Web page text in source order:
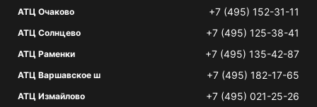
АТЦ Очаково +7 (495) 152-31-11
АТЦ Солнцево +7 (495) 125-38-41
АТЦ Раменки +7 (495) 135-42-87
АТЦ Варшавское ш +7 (495) 182-17-65
АТЦ Измайлово +7 (495) 021-25-26